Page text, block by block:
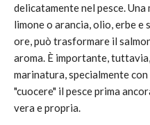
delicatamente nel pesce. Una
limone o arancia, olio, erbe e
ore, può trasformare il
aroma. È importante,
marinatura, specialmente
"cuocere" il pesce prima
vera e propria.